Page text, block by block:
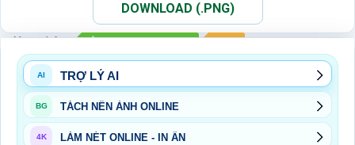
DOWNLOAD (.PNG)
Xem thêm:
AI TRỢ LÝ AI
BG TÁCH NỀN ẢNH ONLINE
4K LÀM NÉT ONLINE - IN ẤN